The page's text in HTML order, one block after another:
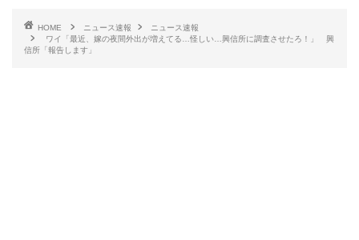
HOME ニュース速報
ニュース速報
ワイ「最近、嫁の夜間外出が増えてる…怪しい…興信所に調査させたろ！」 興
信所「報告します」